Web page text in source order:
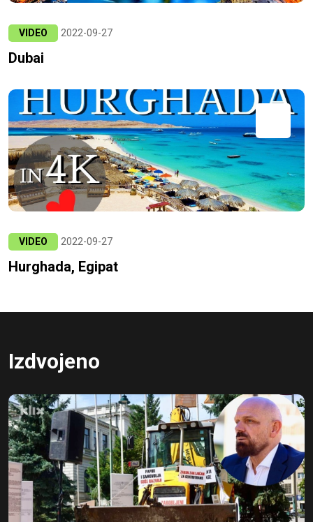
VIDEO 2022-09-27
Dubai
VIDEO 2022-09-27
Hurghada, Egipat
Izdvojeno